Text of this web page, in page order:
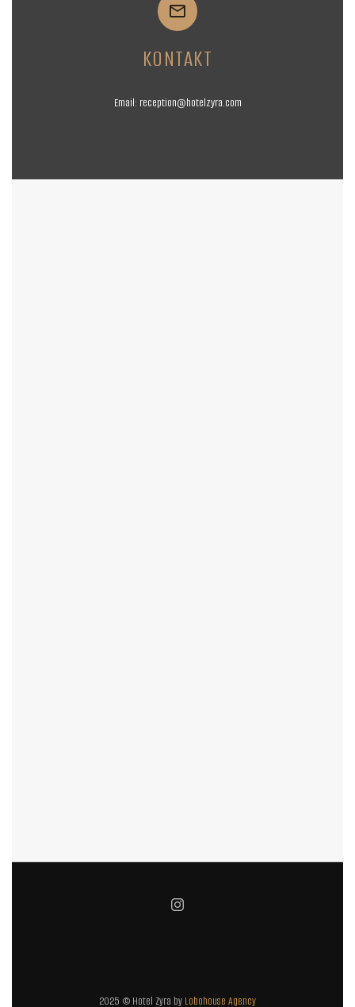


KONTAKT
Email: reception@hotelzyra.com
2025 © Hotel Zyra by Lobohouse Agency